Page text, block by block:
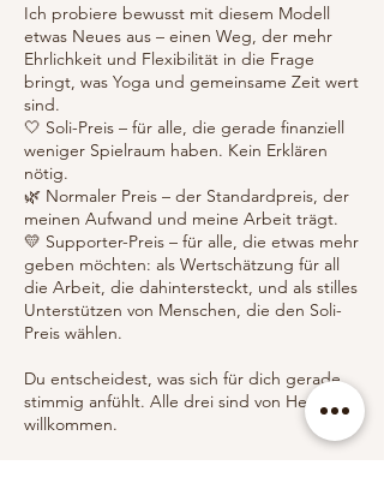
Ich probiere bewusst mit diesem Modell
etwas Neues aus – einen Weg, der mehr
Ehrlichkeit und Flexibilität in die Frage
bringt, was Yoga und gemeinsame Zeit wert
sind.
🤍 Soli-Preis – für alle, die gerade finanziell
weniger Spielraum haben. Kein Erklären
nötig.
🌿 Normaler Preis – der Standardpreis, der
meinen Aufwand und meine Arbeit trägt.
💛 Supporter-Preis – für alle, die etwas mehr
geben möchten: als Wertschätzung für all
die Arbeit, die dahintersteckt, und als stilles
Unterstützen von Menschen, die den Soli-
Preis wählen.
Du entscheidest, was sich für dich gerade
stimmig anfühlt. Alle drei sind von Herzen
willkommen.